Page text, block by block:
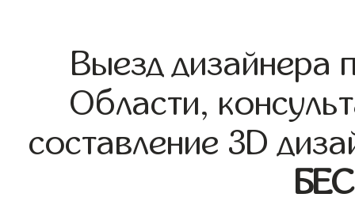
Выезд дизайнера
Области,
составление 3D